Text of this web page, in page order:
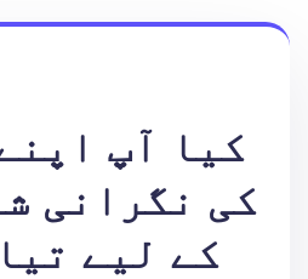
کیا آپ
کی نگرانی
کے لیے